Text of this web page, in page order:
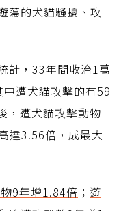
蕩的犬貓騷擾、攻
計，33年間收治1萬
遭犬貓攻擊的有59
，遭犬貓攻擊動物
達3.56倍，成最大
9年增1.84倍 ； 遊